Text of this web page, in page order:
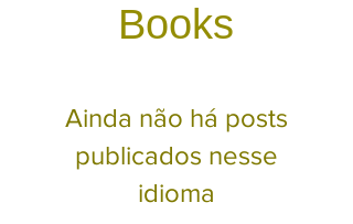
Books
Ainda não há posts
publicados nesse
idioma